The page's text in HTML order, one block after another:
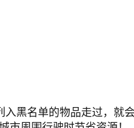
黑名单的物品走过，就